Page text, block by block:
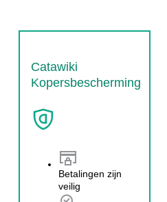
Catawiki
Kopersbescherming
Betalingen zijn
veilig